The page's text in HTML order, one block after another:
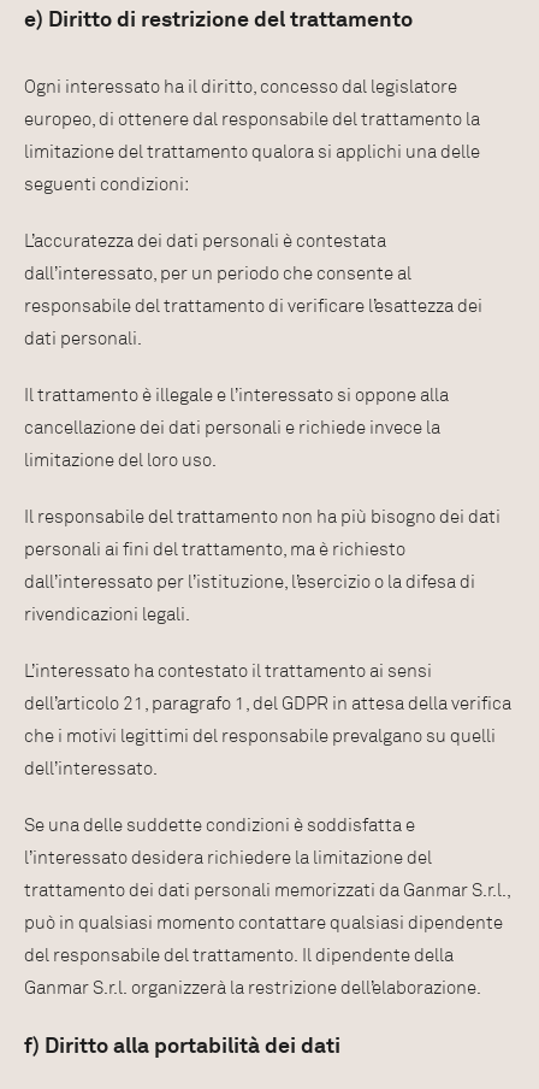
e) Diritto di restrizione del trattamento
Ogni interessato ha il diritto, concesso dal legislatore
europeo, di ottenere dal responsabile del trattamento la
limitazione del trattamento qualora si applichi una delle
seguenti condizioni:
L’accuratezza dei dati personali è contestata
dall’interessato, per un periodo che consente al
responsabile del trattamento di verificare l’esattezza dei
dati personali.
Il trattamento è illegale e l’interessato si oppone alla
cancellazione dei dati personali e richiede invece la
limitazione del loro uso.
Il responsabile del trattamento non ha più bisogno dei dati
personali ai fini del trattamento, ma è richiesto
dall’interessato per l’istituzione, l’esercizio o la difesa di
rivendicazioni legali.
L’interessato ha contestato il trattamento ai sensi
dell’articolo 21, paragrafo 1, del GDPR in attesa della verifica
che i motivi legittimi del responsabile prevalgano su quelli
dell’interessato.
Se una delle suddette condizioni è soddisfatta e
l’interessato desidera richiedere la limitazione del
trattamento dei dati personali memorizzati da Ganmar S.r.l.,
può in qualsiasi momento contattare qualsiasi dipendente
del responsabile del trattamento. Il dipendente della
Ganmar S.r.l. organizzerà la restrizione dell’elaborazione.
f) Diritto alla portabilità dei dati